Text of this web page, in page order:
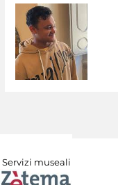
Servizi museali